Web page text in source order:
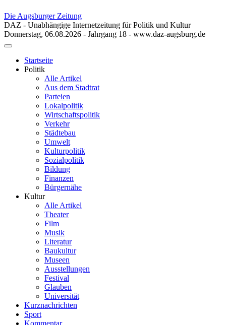
Die Augsburger Zeitung
DAZ - Unabhängige Internetzeitung für Politik und Kultur
Donnerstag, 06.08.2026 - Jahrgang 18 - www.daz-augsburg.de
Toggle
navigationStartseite
Politik
Alle Artikel
Aus dem Stadtrat
Parteien
Lokalpolitik
Wirtschaftspolitik
Verkehr
Städtebau
Umwelt
Kulturpolitik
Sozialpolitik
Bildung
Finanzen
Bürgernähe
Kultur
Alle Artikel
Theater
Film
Musik
Literatur
Baukultur
Museen
Ausstellungen
Festival
Glauben
Universität
Kurznachrichten
Sport
Kommentar